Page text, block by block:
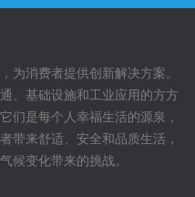
为消费者提供创新解决方案。
、基础设施和工业应用的方方
们是每个人幸福生活的源泉，
带来舒适、安全和品质生活，
候变化带来的挑战。